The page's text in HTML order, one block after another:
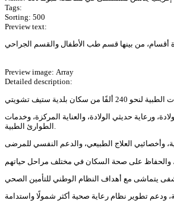
Tags:
Sorting: 500
Preview text:
Preview image: Array
Detailed description:
ورعاية حديثي الولادة، والعناية المركزة، وخدمات